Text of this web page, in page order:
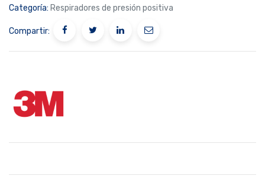
Categoría: Respiradores de presión positiva
Compartir: